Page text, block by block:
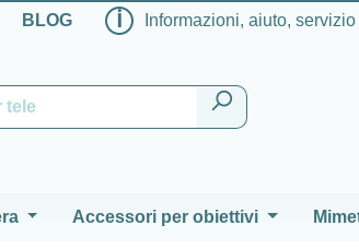
BLOG ℹ Informazioni, aiuto, servizio
Accessori per obiettivi